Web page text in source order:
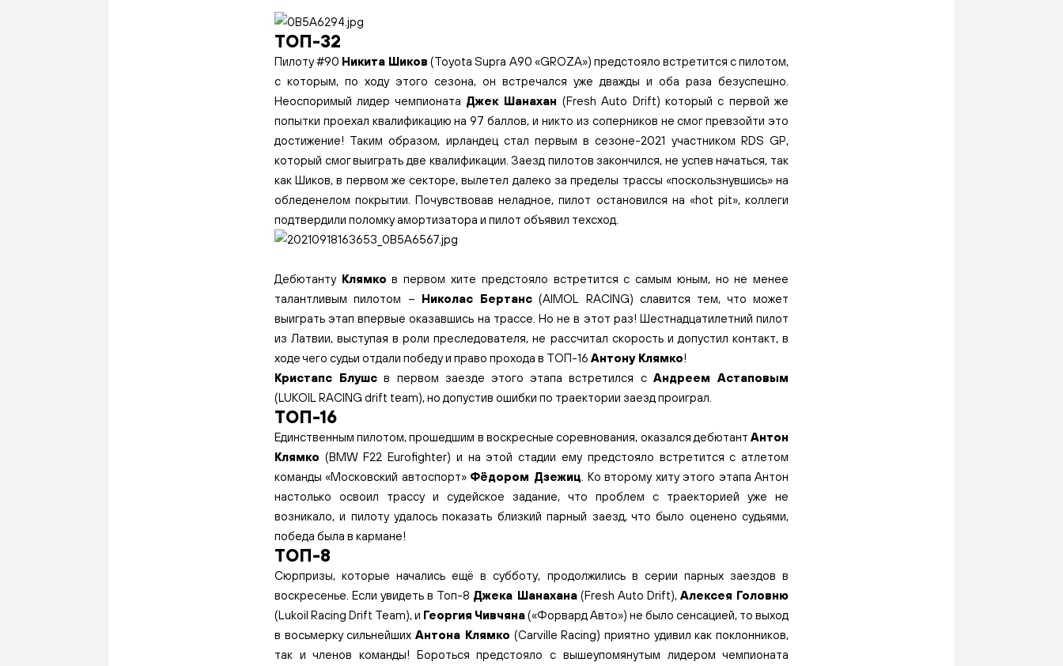
ТОП-32
Пилоту #90 Никита Шиков (Toyota Supra A90 «GROZA») предстояло встретится с пилотом,
с которым, по ходу этого сезона, он встречался уже дважды и оба раза безуспешно.
Неоспоримый лидер чемпионата Джек Шанахан (Fresh Auto Drift) который с первой же
попытки проехал квалификацию на 97 баллов, и никто из соперников не смог превзойти это
достижение! Таким образом, ирландец стал первым в сезоне-2021 участником RDS GP,
который смог выиграть две квалификации. Заезд пилотов закончился, не успев начаться, так
как Шиков, в первом же секторе, вылетел далеко за пределы трассы «поскользнувшись» на
обледенелом покрытии. Почувствовав неладное, пилот остановился на «hot pit», коллеги
подтвердили поломку амортизатора и пилот объявил техсход.
Дебютанту Клямко в первом хите предстояло встретится с самым юным, но не менее
талантливым пилотом – Николас Бертанс (AIMOL RACING) славится тем, что может
выиграть этап впервые оказавшись на трассе. Но не в этот раз! Шестнадцатилетний пилот
из Латвии, выступая в роли преследователя, не рассчитал скорость и допустил контакт, в
ходе чего судьи отдали победу и право прохода в ТОП-16 Антону Клямко!
Кристапс Блушс в первом заезде этого этапа встретился с Андреем Астаповым
(LUKOIL RACING drift team), но допустив ошибки по траектории заезд проиграл.
ТОП-16
Единственным пилотом, прошедшим в воскресные соревнования, оказался дебютантАнтон
Клямко (BMW F22 Eurofighter) и на этой стадии ему предстояло встретится с атлетом
команды «Московский автоспорт» Фёдором Дзежиц . Ко второму хиту этого этапа Антон
настолько освоил трассу и судейское задание, что проблем с траекторией уже не
возникало, и пилоту удалось показать близкий парный заезд, что было оценено судьями,
победа была в кармане!
ТОП-8
Сюрпризы, которые начались ещё в субботу, продолжились в серии парных заездов в
воскресенье. Если увидеть в Топ-8 Джека Шанахана(Fresh Auto Drift),Алексея Головню
(Lukoil Racing Drift Team), и Георгия Чивчяна(«Форвард Авто») не было сенсацией, то выход
в восьмерку сильнейшихАнтона Клямко (Carville Racing) приятно удивил как поклонников,
так и членов команды! Бороться предстояло с вышеупомянутым лидером чемпионата